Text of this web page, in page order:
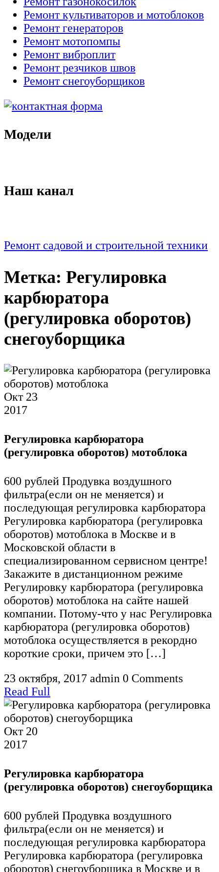
Ремонт культиваторов и мотоблоков
Ремонт генераторов
Ремонт мотопомпы
Ремонт виброплит
Ремонт резчиков швов
Ремонт снегоуборщиков
Модели
Наш канал
Ремонт садовой и строительной техники
Метка: Регулировка
карбюратора
(регулировка оборотов)
снегоуборщика
Окт 23
2017
Регулировка карбюратора
(регулировка оборотов) мотоблока
600 рублей Продувка воздушного
фильтра(если он не меняется) и
последующая регулировка карбюратора
Регулировка карбюратора (регулировка
оборотов) мотоблока в Москве и в
Московской области в
специализированном сервисном центре!
Закажите в дистанционном режиме
Регулировку карбюратора (регулировка
оборотов) мотоблока на сайте нашей
компании. Потому-что у нас Регулировка
карбюратора (регулировка оборотов)
мотоблока осуществляется в рекордно
короткие сроки, причем это […]
23 октября, 2017 admin 0 Comments
Read Full
Окт 20
2017
Регулировка карбюратора
(регулировка оборотов) снегоуборщика
600 рублей Продувка воздушного
фильтра(если он не меняется) и
последующая регулировка карбюратора
Регулировка карбюратора (регулировка
оборотов) снегоуборщика в Москве и в